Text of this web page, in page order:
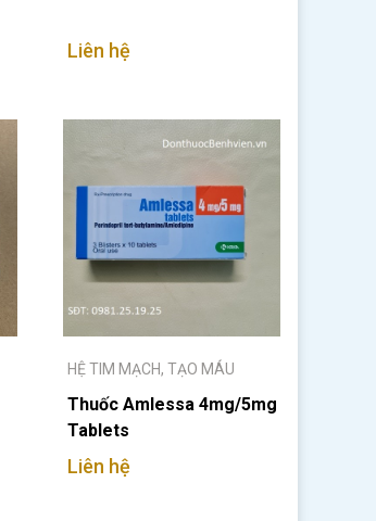
Liên hệ
HỆ TIM MẠCH, TẠO MÁU
Thuốc Amlessa 4mg/5mg
Tablets
Liên hệ